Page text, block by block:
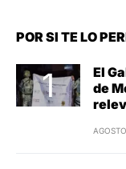
POR SI TE LO
El
de